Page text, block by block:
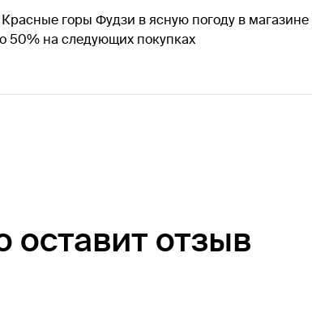
горы Фудзи в ясную погоду в
50% на следующих покупках
оставит отзыв